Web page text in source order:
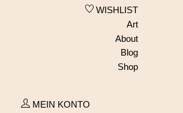
WISHLIST
Art
About
Blog
Shop
MEIN KONTO